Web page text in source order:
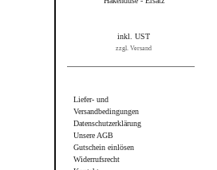
inkl. UST
zzgl. Versand
Liefer- und
Versandbedingungen
Datenschutzerklärung
Unsere AGB
Gutschein einlösen
Widerrufsrecht